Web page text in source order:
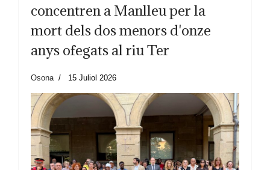
concentren a Manlleu per la
mort dels dos menors d'onze
anys ofegats al riu Ter
Osona 15 Juliol 2026